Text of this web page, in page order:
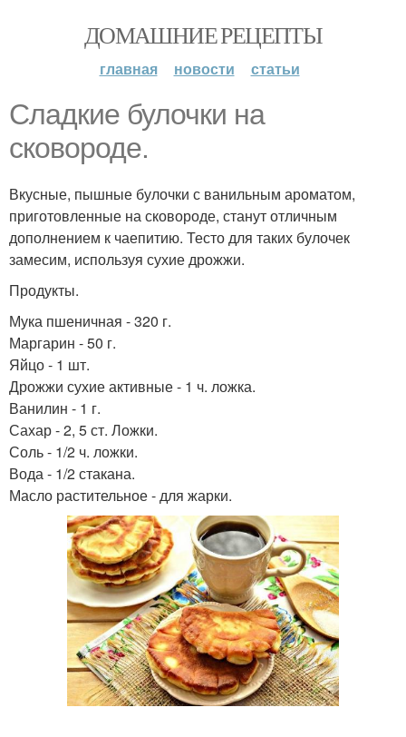
ДОМАШНИЕ РЕЦЕПТЫ
главная новости статьи
Сладкие булочки на
сковороде.
Вкусные, пышные булочки с ванильным ароматом,
приготовленные на сковороде, станут отличным
дополнением к чаепитию. Тесто для таких булочек
замесим, используя сухие дрожжи.
Продукты.
Мука пшеничная - 320 г.
Маргарин - 50 г.
Яйцо - 1 шт.
Дрожжи сухие активные - 1 ч. ложка.
Ванилин - 1 г.
Сахар - 2, 5 ст. Ложки.
Соль - 1/2 ч. ложки.
Вода - 1/2 стакана.
Масло растительное - для жарки.